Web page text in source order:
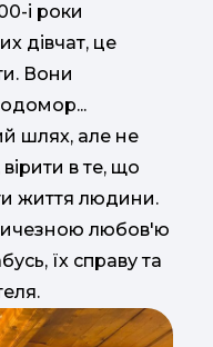
і роки
дівчат, це
Вони
шлях, але не
в те, що
життя людини.
любов'ю
їх справу та